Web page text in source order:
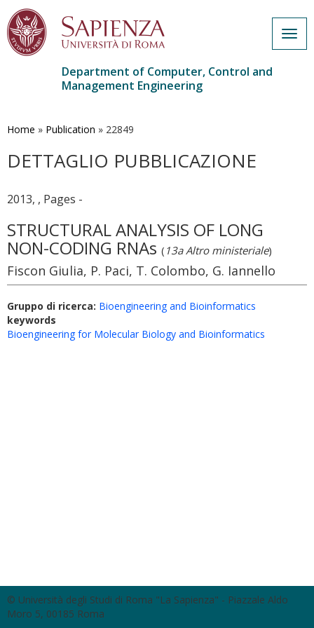
main
Department of Computer, Control and
Management Engineering
Home » Publication » 22849
DETTAGLIO PUBBLICAZIONE
2013, , Pages -
STRUCTURAL ANALYSIS OF LONG
NON-CODING RNAs ( 13a Altro ministeriale)
Fiscon Giulia, P. Paci, T. Colombo, G. Iannello
Gruppo di ricerca: Bioengineering and Bioinformatics
keywords
Bioengineering for Molecular Biology and Bioinformatics
© Università degli Studi di Roma "La Sapienza" - Piazzale Aldo
Moro 5, 00185 Roma